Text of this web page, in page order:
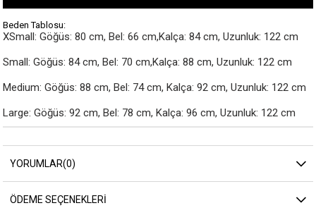
Beden Tablosu:
XSmall: Göğüs: 80 cm, Bel: 66 cm,Kalça: 84 cm, Uzunluk: 122 cm
Small: Göğüs: 84 cm, Bel: 70 cm,Kalça: 88 cm, Uzunluk: 122 cm
Medium: Göğüs: 88 cm, Bel: 74 cm, Kalça: 92 cm, Uzunluk: 122 cm
Large: Göğüs: 92 cm, Bel: 78 cm, Kalça: 96 cm, Uzunluk: 122 cm
YORUMLAR(0)
ÖDEME SEÇENEKLERI